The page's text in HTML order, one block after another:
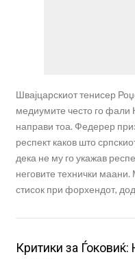
Швајцарскиот тенисер
медиумите често го фали
направи тоа. Федерер
респект каков што
дека не му го укажав
неговите технички
стисок при форхендот,
Критики за